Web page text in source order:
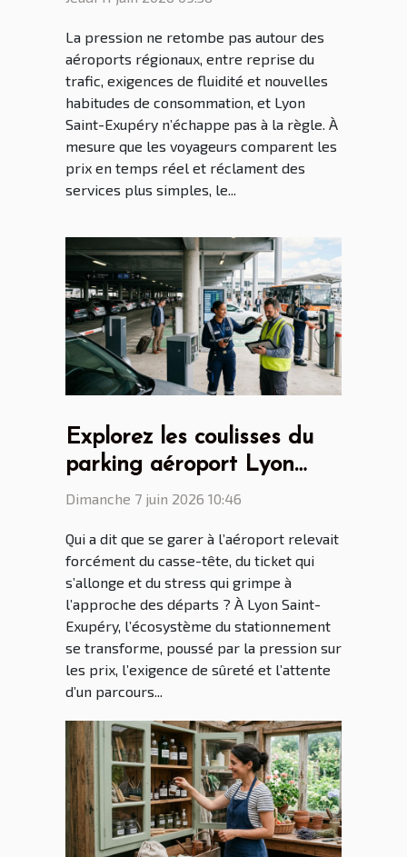
l’heure des mutations
La pression ne retombe pas autour des
aéroports régionaux, entre reprise du
trafic, exigences de fluidité et nouvelles
habitudes de consommation, et Lyon
Saint-Exupéry n’échappe pas à la règle. À
mesure que les voyageurs comparent les
prix en temps réel et réclament des
services plus simples, le...
Explorez les coulisses du
parking aéroport Lyon
Saint Ex entre innovations
Dimanche 7 juin 2026 10:46
Qui a dit que se garer à l’aéroport relevait
forcément du casse-tête, du ticket qui
s’allonge et du stress qui grimpe à
l’approche des départs ? À Lyon Saint-
Exupéry, l’écosystème du stationnement
se transforme, poussé par la pression sur
les prix, l’exigence de sûreté et l’attente
d’un parcours...